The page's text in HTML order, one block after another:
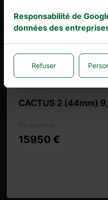
CACTUS 2 (44mm)
15950 €
Responsabilité de
données des
Refuser